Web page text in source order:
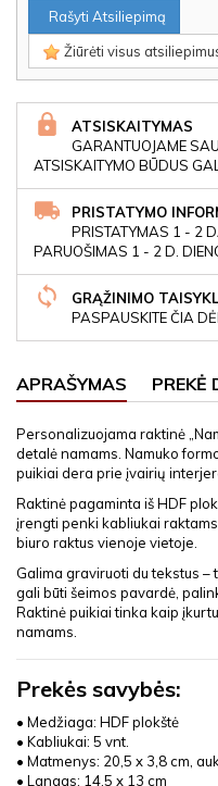
Rašyti Atsiliepimą
Žiūrėti visus
ATSISKAITYMAS
GARANTUOJAME
ATSISKAITYMO BŪDUS
PRISTATYMO
PRISTATYMAS 1 - 2
PARUOŠIMAS 1 - 2 D.
GRĄŽINIMO
PASPAUSKITE ČIA
APRAŠYMAS PREKĖ
Personalizuojama raktinė
detalė namams. Namuko
puikiai dera prie įvairių
Raktinė pagaminta iš HDF
įrengti penki kabliukai
biuro raktus vienoje vietoje.
Galima graviruoti du tekstus –
gali būti šeimos pavardė,
Raktinė puikiai tinka kaip
namams.
Prekės savybės:
• Medžiaga: HDF plokštė
• Kabliukai: 5 vnt.
• Matmenys: 20,5 x 3,8 cm,
• Langas: 14,5 x 13 cm